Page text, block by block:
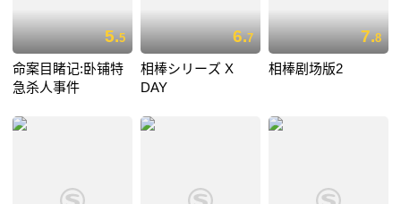
5.5
命案目睹记:卧铺特
急杀人事件
6.7
相棒シリーズ X
DAY
7.8
相棒剧场版2